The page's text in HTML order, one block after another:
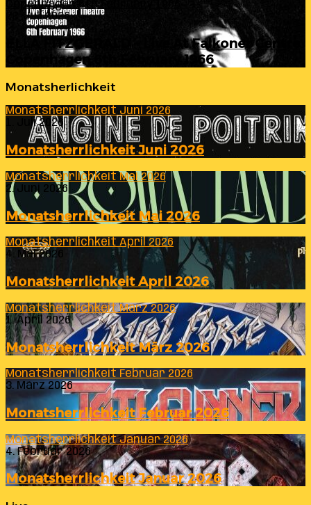
Copenhagen 6th February 1966
23. Juli 2026
ELLA FITZGERALD – Live At Falkoner Centre
Copenhagen 6th February 1966
Monatsherlichkeit
Monatsherrlichkeit Juni 2026
1. Juli 2026
Monatsherrlichkeit Juni 2026
Monatsherrlichkeit Mai 2026
2. Juni 2026
Monatsherrlichkeit Mai 2026
Monatsherrlichkeit April 2026
4. Mai 2026
Monatsherrlichkeit April 2026
Monatsherrlichkeit März 2026
1. April 2026
Monatsherrlichkeit März 2026
Monatsherrlichkeit Februar 2026
3. März 2026
Monatsherrlichkeit Februar 2026
Monatsherrlichkeit Januar 2026
4. Februar 2026
Monatsherrlichkeit Januar 2026